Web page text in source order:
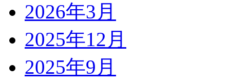
2026年3月
2025年12月
2025年9月